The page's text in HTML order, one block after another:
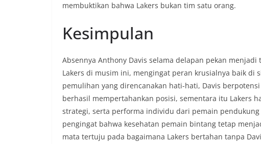
membuktikan bahwa Lakers bukan tim satu orang.
Kesimpulan
Absennya Anthony Davis selama delapan pekan
Lakers di musim ini, mengingat peran krusialnya baik di
pemulihan yang direncanakan hati-hati, Davis
berhasil mempertahankan posisi, sementara itu Lakers
strategi, serta performa individu dari pemain
pengingat bahwa kesehatan pemain bintang tetap
mata tertuju pada bagaimana Lakers bertahan tanpa